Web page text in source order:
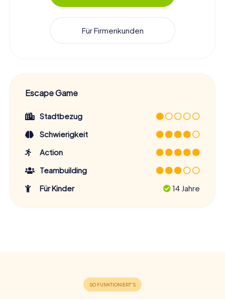
Für Firmenkunden
Escape Game
Stadtbezug
Schwierigkeit
Action
Teambuilding
Für Kinder
14 Jahre